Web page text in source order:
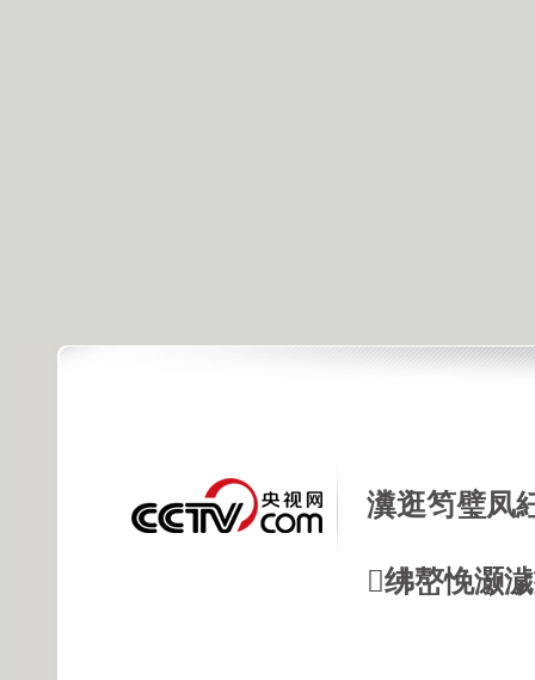
瀵逛笉璧凤
绋嶅悗灏